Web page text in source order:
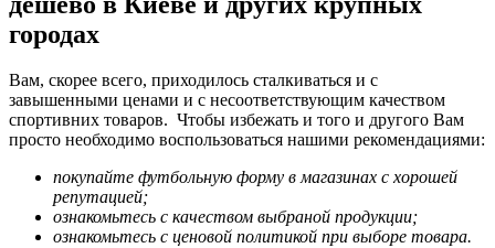
городах
Вам, скорее всего, приходилось сталкиваться и с
завышенными ценами и с несоответствующим качеством
спортивних товаров. Чтобы избежать и того и другого Вам
просто необходимо воспользоваться нашими рекомендациями:
покупайте футбольную форму в магазинах с хорошей
репутацией;
ознакомьтесь с качеством выбраной продукции;
ознакомьтесь с ценовой политикой при выборе товара.